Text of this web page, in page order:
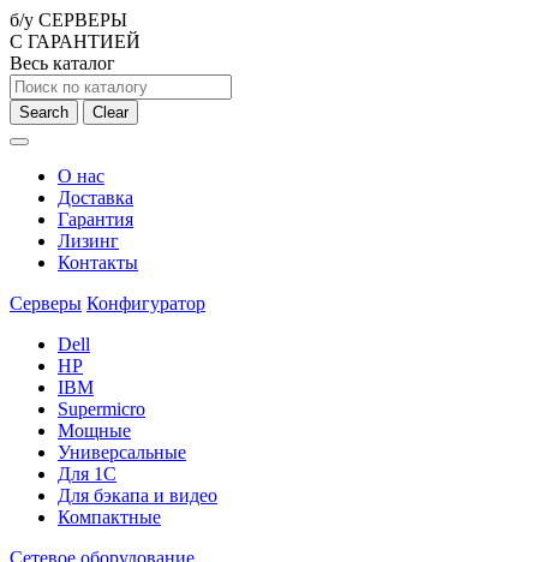
б/у СЕРВЕРЫ
С ГАРАНТИЕЙ
Весь каталог
Search Clear
О нас
Доставка
Гарантия
Лизинг
Контакты
Серверы Конфигуратор
Dell
HP
IBM
Supermicro
Мощные
Универсальные
Для 1С
Для бэкапа и видео
Компактные
Сетевое оборудование